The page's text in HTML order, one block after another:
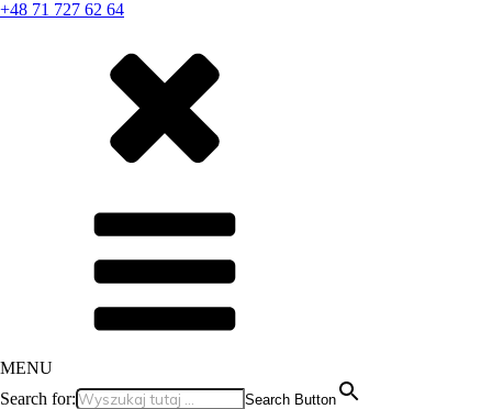
+48 71 727 62 64
MENU
Search for:
Search Button